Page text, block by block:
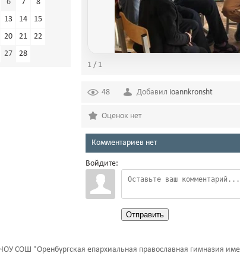
6 7
8
13 14
15
20 21
22
27
28
1 / 1
48 Добавил ioannkronsht
Оценок нет
Комментариев нет
Войдите:
Отправить
СОШ "Оренбургская епархиальная православная гимназия